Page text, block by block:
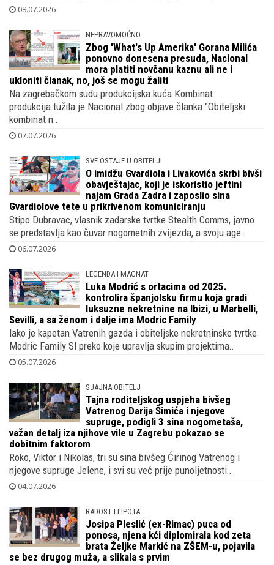
08.07.2026
NEPRAVOMOĆNO
Zbog 'What's Up Amerika' Gorana Milića
ponovno donesena presuda, Nacional
mora platiti novčanu kaznu ali ne i
ukloniti članak, no, još se mogu žaliti
Na zagrebačkom sudu produkcijska kuća Kombinat
produkcija tužila je Nacional zbog objave članka "Obiteljski
kombinat n..
07.07.2026
SVE OSTAJE U OBITELJI
O imidžu Gvardiola i Livakovića skrbi bivši
obavještajac, koji je iskoristio jeftini
najam Grada Zadra i zaposlio sina
Gvardiolove tete u prikrivenom komuniciranju
Stipo Dubravac, vlasnik zadarske tvrtke Stealth Comms, javno
se predstavlja kao čuvar nogometnih zvijezda, a svoju age..
06.07.2026
LEGENDA I MAGNAT
Luka Modrić s ortacima od 2025.
kontrolira španjolsku firmu koja gradi
luksuzne nekretnine na Ibizi, u Marbelli,
Sevilli, a sa ženom i dalje ima Modric Family
Iako je kapetan Vatrenih gazda i obiteljske nekretninske tvrtke
Modric Family Sl preko koje upravlja skupim projektima..
05.07.2026
SJAJNA OBITELJ
Tajna roditeljskog uspjeha bivšeg
Vatrenog Darija Šimića i njegove
supruge, podigli 3 sina nogometaša,
važan detalj iza njihove vile u Zagrebu pokazao se
dobitnim faktorom
Roko, Viktor i Nikolas, tri su sina bivšeg Ćirinog Vatrenog i
njegove supruge Jelene, i svi su već prije punoljetnosti..
04.07.2026
RADOST I LIPOTA
Josipa Pleslić (ex-Rimac) puca od
ponosa, njena kći diplomirala kod zeta
brata Željke Markić na ZŠEM-u, pojavila
se bez drugog muža, a slikala s prvim